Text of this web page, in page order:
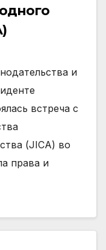
и
встреча с
(JICA) во
права и